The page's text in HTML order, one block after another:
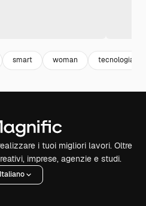
smart woman tecnologia
i tuoi migliori lavori. Oltre
imprese, agenzie e studi.
Italiano